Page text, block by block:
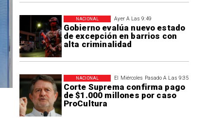
Ayer A Las 9:49
Gobierno evalúa nuevo estado
de excepción en barrios con
alta criminalidad
NACIONAL
El Miércoles Pasado A Las 9:35
Corte Suprema confirma pago
de $1.000 millones por caso
ProCultura
NACIONAL